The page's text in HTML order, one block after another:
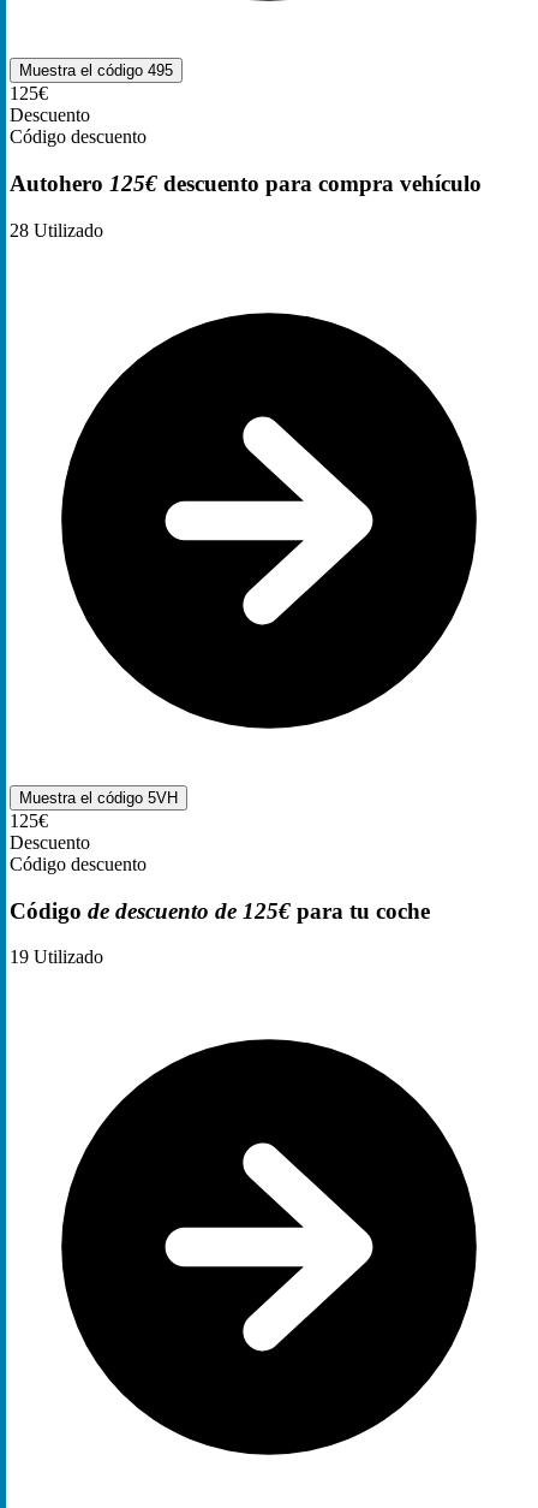
Muestra el código 495
125€
Descuento
Código descuento
Autohero 125€ descuento para compra vehículo
28 Utilizado
Muestra el código 5VH
125€
Descuento
Código descuento
Código de descuento de 125€ para tu coche
19 Utilizado